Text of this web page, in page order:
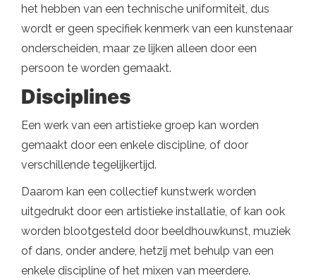
het hebben van een technische uniformiteit, dus
wordt er geen specifiek kenmerk van een kunstenaar
onderscheiden, maar ze lijken alleen door een
persoon te worden gemaakt.
Disciplines
Een werk van een artistieke groep kan worden
gemaakt door een enkele discipline, of door
verschillende tegelijkertijd.
Daarom kan een collectief kunstwerk worden
uitgedrukt door een artistieke installatie, of kan ook
worden blootgesteld door beeldhouwkunst, muziek
of dans, onder andere, hetzij met behulp van een
enkele discipline of het mixen van meerdere.